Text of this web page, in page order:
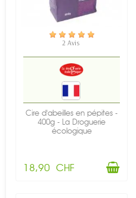
EN STOCK
2 Avis
Cire d'abeilles en pépites -
400g - La Droguerie
écologique
18,90 CHF